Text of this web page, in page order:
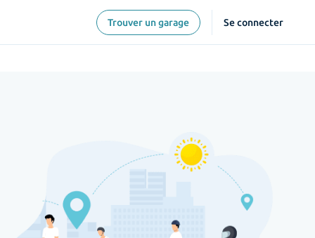
Trouver un garage Se connecter